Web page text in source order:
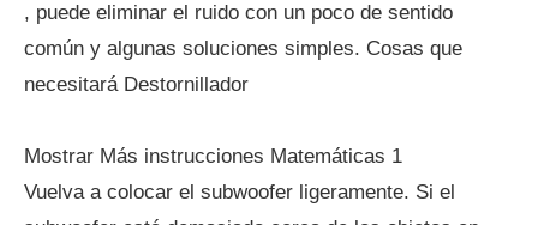
, puede eliminar el ruido con un poco de sentido
común y algunas soluciones simples. Cosas que
necesitará Destornillador
Mostrar Más instrucciones Matemáticas 1
Vuelva a colocar el subwoofer ligeramente. Si el